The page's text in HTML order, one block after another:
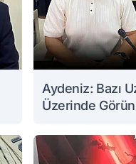
Aydeniz: Bazı
Üzerinde